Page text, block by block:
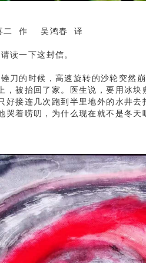
二 作 吴鸿春 译
读一下这封信。
刀的时候，高速旋转的沙轮突然
，被抬回了家。医生说，要用冰
好接连几次跑到半里地外的水井
哭着唠叨，为什么现在就不是冬天